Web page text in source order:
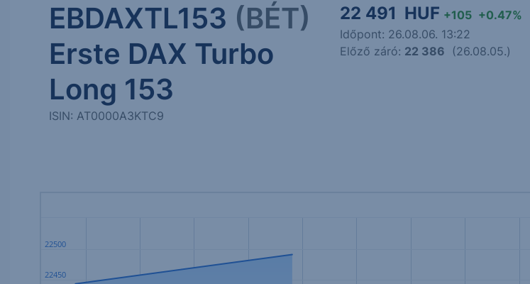
EBDAXTL153 (BÉT)
Erste DAX Turbo
Long 153
ISIN: AT0000A3KTC9
22 491 HUF +105 +0.47%
Időpont: 26.08.06. 13:22
Előző záró: 22 386 (26.08.05.)
22450
22500